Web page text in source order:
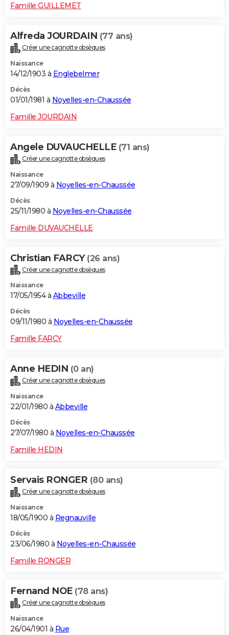
Famille GUILLEMET
Alfreda JOURDAIN (77 ans)
Créer une cagnotte obsèques
Naissance
14/12/1903 à Englebelmer
Décès
01/01/1981 à Noyelles-en-Chaussée
Famille JOURDAIN
Angele DUVAUCHELLE (71 ans)
Créer une cagnotte obsèques
Naissance
27/09/1909 à Noyelles-en-Chaussée
Décès
25/11/1980 à Noyelles-en-Chaussée
Famille DUVAUCHELLE
Christian FARCY (26 ans)
Créer une cagnotte obsèques
Naissance
17/05/1954 à Abbeville
Décès
09/11/1980 à Noyelles-en-Chaussée
Famille FARCY
Anne HEDIN (0 an)
Créer une cagnotte obsèques
Naissance
22/01/1980 à Abbeville
Décès
27/07/1980 à Noyelles-en-Chaussée
Famille HEDIN
Servais RONGER (80 ans)
Créer une cagnotte obsèques
Naissance
18/05/1900 à Regnauville
Décès
23/06/1980 à Noyelles-en-Chaussée
Famille RONGER
Fernand NOE (78 ans)
Créer une cagnotte obsèques
Naissance
26/04/1901 à Rue